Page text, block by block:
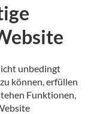
unbedingt
können, erfüllen
Funktionen,